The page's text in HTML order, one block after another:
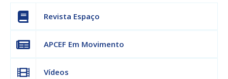
Revista Espaço
APCEF Em Movimento
Vídeos